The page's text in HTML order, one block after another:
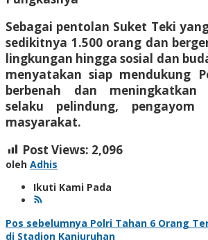
Sebagai pentolan Suket Teki
sedikitnya 1.500 orang dan
lingkungan hingga sosial dan
menyatakan siap mendukung
berbenah dan meningkatkan
selaku pelindung, pengayom
masyarakat.
Post Views: 2,096
oleh Adhis
Ikuti Kami Pada
Navigasi
Pos sebelumnya Polri Tahan 6 Orang
di Stadion Kanjuruhan